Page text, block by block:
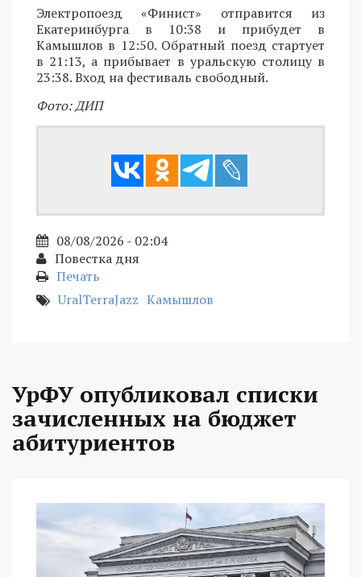
Электропоезд «Финист» отправится из
Екатеринбурга в 10:38 и прибудет в
Камышлов в 12:50. Обратный поезд стартует
в 21:13, а прибывает в уральскую столицу в
23:38. Вход на фестиваль свободный.
Фото: ДИП
08/08/2026 - 02:04
Повестка дня
Печать
UralTerraJazz Камышлов
УрФУ опубликовал списки
зачисленных на бюджет
абитуриентов